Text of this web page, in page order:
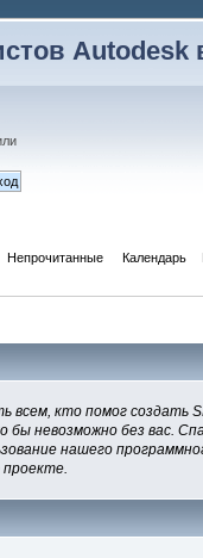
Autodesk
Непрочитанные Календарь
всем, кто помог создать
невозможно без вас.
нашего
проекте.